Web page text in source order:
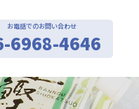
お電話でのお問い合わせ
6968-4646